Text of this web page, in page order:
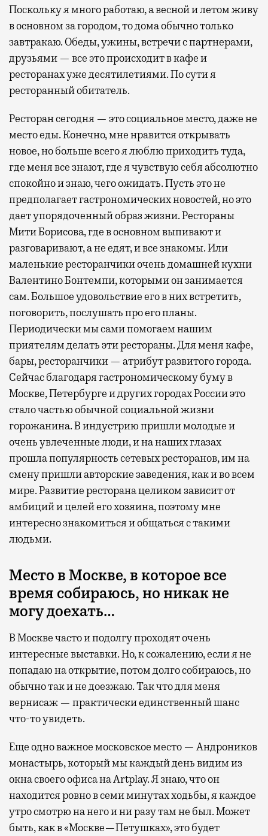
Поскольку я много работаю, а весной и летом живу
в основном за городом, то дома обычно только
завтракаю. Обеды, ужины, встречи с партнерами,
друзьями — все это происходит в кафе и
ресторанах уже десятилетиями. По сути я
ресторанный обитатель.
Ресторан сегодня — это социальное место, даже не
место еды. Конечно, мне нравится открывать
новое, но больше всего я люблю приходить туда,
где меня все знают, где я чувствую себя абсолютно
спокойно и знаю, чего ожидать. Пусть это не
предполагает гастрономических новостей, но это
дает упорядоченный образ жизни. Рестораны
Мити Борисова, где в основном выпивают и
разговаривают, а не едят, и все знакомы. Или
маленькие ресторанчики очень домашней кухни
Валентино Бонтемпи, которыми он занимается
сам. Большое удовольствие его в них встретить,
поговорить, послушать про его планы.
Периодически мы сами помогаем нашим
приятелям делать эти рестораны. Для меня кафе,
бары, ресторанчики — атрибут развитого города.
Сейчас благодаря гастрономическому буму в
Москве, Петербурге и других городах России это
стало частью обычной социальной жизни
горожанина. В индустрию пришли молодые и
очень увлеченные люди, и на наших глазах
прошла популярность сетевых ресторанов, им на
смену пришли авторские заведения, как и во всем
мире. Развитие ресторана целиком зависит от
амбиций и целей его хозяина, поэтому мне
интересно знакомиться и общаться с такими
людьми.
Место в Москве, в которое все
время собираюсь, но никак не
могу доехать…
В Москве часто и подолгу проходят очень
интересные выставки. Но, к сожалению, если я не
попадаю на открытие, потом долго собираюсь, но
обычно так и не доезжаю. Так что для меня
вернисаж — практически единственный шанс
что-то увидеть.
Еще одно важное московское место — Андроников
монастырь, который мы каждый день видим из
окна своего офиса на Artplay. Я знаю, что он
находится ровно в семи минутах ходьбы, я каждое
утро смотрю на него и ни разу там не был. Может
быть, как в «Москве—Петушках», это будет